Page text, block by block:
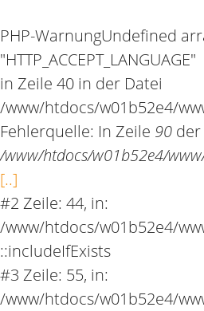
PHP-WarnungUndefined
"HTTP_ACCEPT_LANGUAGE"
in Zeile 40 in der Datei
/www/htdocs/w01b52e4/
Fehlerquelle: In Zeile 90 der
/www/htdocs/w01b52e4/
[..]
#2 Zeile: 44, in:
/www/htdocs/w01b52e4/
::includeIfExists
#3 Zeile: 55, in:
/www/htdocs/w01b52e4/